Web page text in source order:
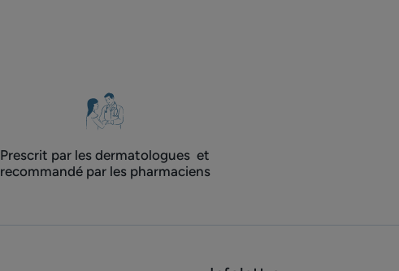
Prescrit par les dermatologues ​ et
recommandé par les pharmaciens